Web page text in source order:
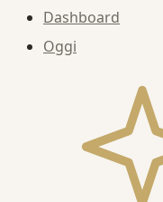
Dashboard
Oggi